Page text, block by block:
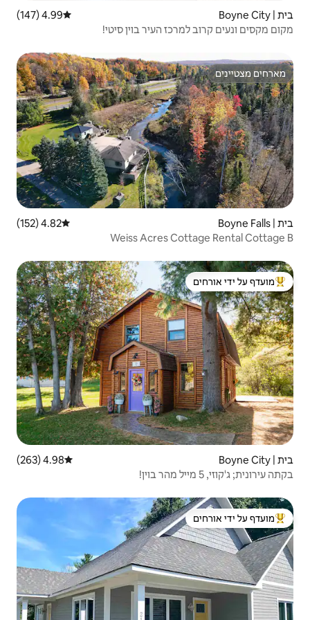
העיר בוין סיטי!
Weiss Acres
ידי אורחים
ידי אורחים